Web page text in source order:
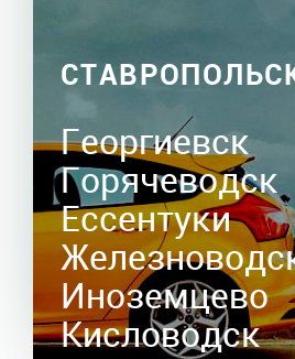
Георгиевск
Горячеводск
Ессентуки
Иноземцево
Кисловодск